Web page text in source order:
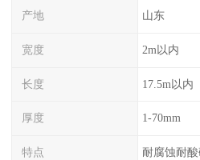
产地 山东
宽度 2m以内
长度 17.5m以内
厚度 1-70mm
特点 耐腐蚀耐